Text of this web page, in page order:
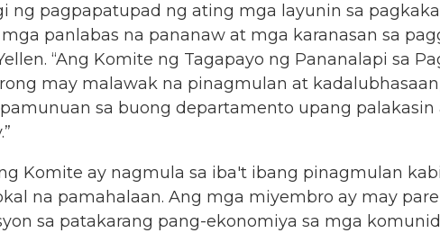
ng pagpapatupad ng ating mga layunin sa
panlabas na pananaw at mga karanasan sa
“Ang Komite ng Tagapayo ng Pananalapi sa
may malawak na pinagmulan at
sa buong departamento upang
Komite ay nagmula sa iba't ibang pinagmulan
na pamahalaan. Ang mga miyembro ay may
sa patakarang pang-ekonomiya sa mga